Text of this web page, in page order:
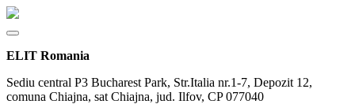
ELIT Romania
Sediu central P3 Bucharest Park, Str.Italia nr.1-7, Depozit 12,
comuna Chiajna, sat Chiajna, jud. Ilfov, CP 077040